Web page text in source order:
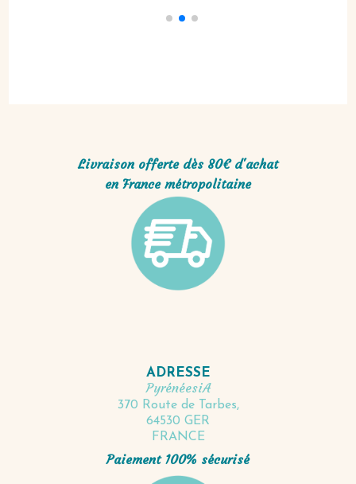
Livraison offerte dès 80€ d'achat
en France métropolitaine
ADRESSE
PyrénéesiA
370 Route de Tarbes,
64530 GER
FRANCE
Paiement 100% sécurisé